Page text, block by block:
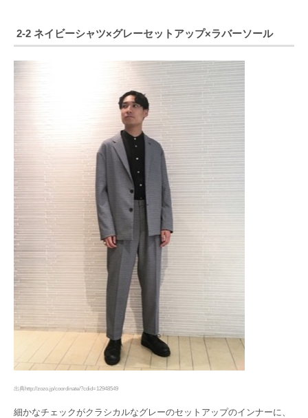
2-2 ネイビーシャツ×グレーセットアップ×ラバーソール
出典http://zozo.jp/coordinate/?cdid=12948549
細かなチェックがクラシカルなグレーのセットアップのインナーに、